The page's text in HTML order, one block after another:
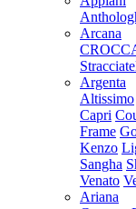
Arcana
Argenta
Altissimo
Capri
Frame
Kenzo
Sangha
Venato
Ariana